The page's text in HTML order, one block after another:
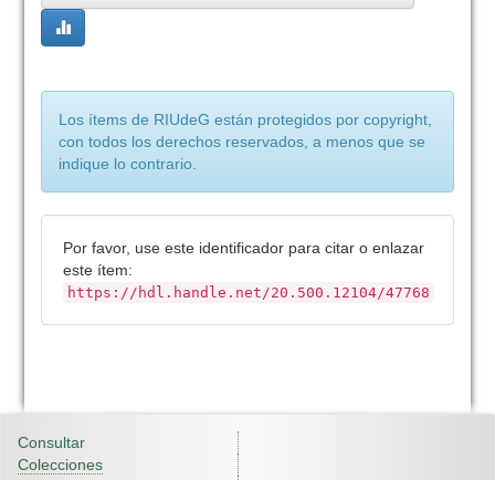
Los ítems de RIUdeG están protegidos por copyright,
con todos los derechos reservados, a menos que se
indique lo contrario.
Por favor, use este identificador para citar o enlazar
este ítem:
https://hdl.handle.net/20.500.12104/47768
Consultar
Colecciones